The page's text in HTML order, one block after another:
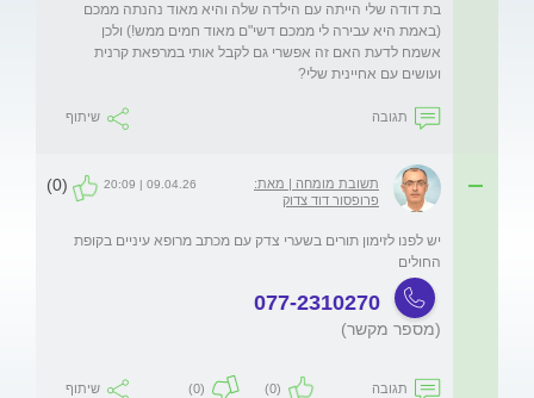
בת דודה שלי הייתה עם הילדה שלה והיא מאוד נהנתה ממכם
(באמת היא עבירה לי ממכם דשי"ם מאוד חמים ממש!) ולכן
אשמח לדעת האם זה אפשרי גם לקבל אותי במרפאת קרנית
ועושים עם אחיינית שלי?
תגובה שיתוף
תשובת מומחה | מאת:
פרופסור דוד צדוק
09.04.26 | 20:09
(0)
יש לפנו לזימון תורים בשערי צדק עם מכתב מרופא עיניים בקופת
החולים
077-2310270
(מספר מקשר)
תגובה (0)
(0) שיתוף